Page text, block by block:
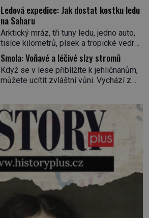
skrývá směs s názvem lučavka
královská. Svůj přídomek nemá pro nic
za nic, […]
jediného zástupce zvířecí říše – kabara
pižmového. V Evropě ho jako první
popíše švédský botanik Carl Linné
(1707–1778), jenže v Asii o něm ví už
celá staletí. Zvíře připomíná jelena,
v kohoutku dosahuje […]
Ledová expedice: Jak dostat kostku ledu
na Saharu
Arktický mráz, tři tuny ledu, jedno auto,
tisíce kilometrů, písek a tropické vedro.
To je ve zkratce zdánlivě nesplnitelná
výzva, která se promění v úžasné
dobrodružství a důkaz, že nic není
nemožné. Vše začíná na podzim 1958
neobvyklou výzvou. Tomu, kdo dokáže
dopravit ze severního polárního kruhu
na […]
Smola: Voňavé a léčivé slzy stromů
Když se v lese přiblížíte k jehličnanům,
můžete ucítit zvláštní vůni. Vychází z
právě v ní je síla stromu. Smola také
patří k nejstarším surovinám, s nimiž
lidstvo pracovalo. Chrání strom před
infekcí, hmyzem a vysycháním. Dá se
říct, že je to přírodní […]